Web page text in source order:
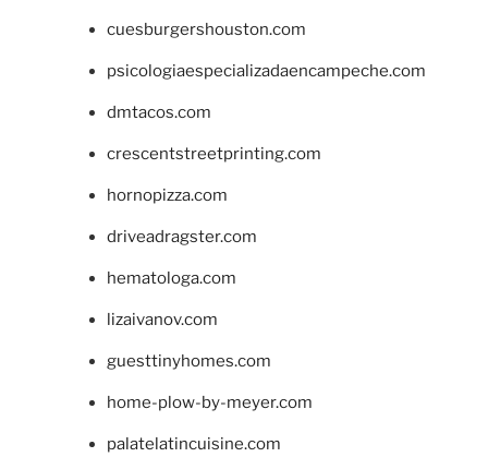
cuesburgershouston.com
psicologiaespecializadaencampeche.com
dmtacos.com
crescentstreetprinting.com
hornopizza.com
driveadragster.com
hematologa.com
lizaivanov.com
guesttinyhomes.com
home-plow-by-meyer.com
palatelatincuisine.com